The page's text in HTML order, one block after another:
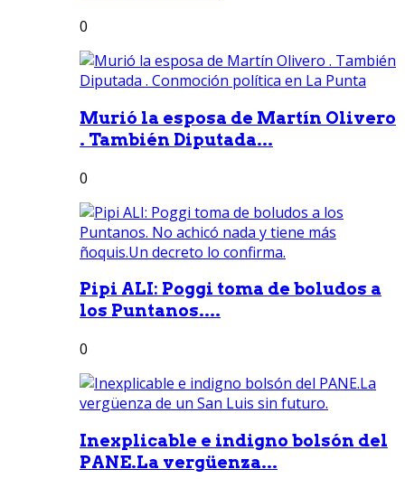
0
Murió la esposa de Martín Olivero
. También Diputada...
0
Pipi ALI: Poggi toma de boludos a
los Puntanos....
0
Inexplicable e indigno bolsón del
PANE.La vergüenza...